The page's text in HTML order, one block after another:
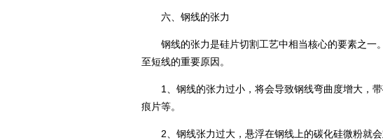
六、钢线的张力
钢线的张力是硅片切割工艺中相当核心的要素之一
至短线的重要原因。
1、钢线的张力过小，将会导致钢线弯曲度增大，带
痕片等。
2、钢线张力过大，悬浮在钢线上的碳化硅微粉就会